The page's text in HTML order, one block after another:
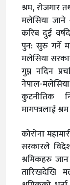
श्रम, रोजगार
मलेसिया जाने
करिब दुई
पुन: सुरु गर्ने
मलेसिया
गुम्न नदिन
नेपाल-
कुटनीतिक
मागपत्रलाई
कोरोना
सरकारले
श्रमिकहरु
तारिखदेखि